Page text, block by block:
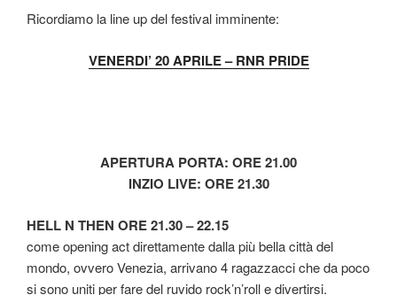
Ricordiamo la line up del festival imminente:
VENERDI’ 20 APRILE – RNR PRIDE
APERTURA PORTA: ORE 21.00
INZIO LIVE: ORE 21.30
HELL N THEN ORE 21.30 – 22.15
come opening act direttamente dalla più bella città del
mondo, ovvero Venezia, arrivano 4 ragazzacci che da poco
si sono uniti per fare del ruvido rock’n’roll e divertirsi.